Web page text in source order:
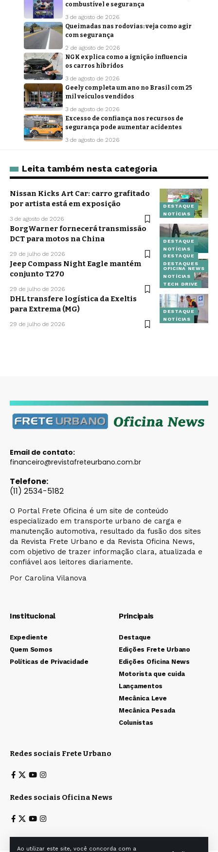
Ao utilizar este site, você concorda com a
combustível e segurança
3 de agosto de 2026
Queimadas nas rodovias: veja como agir
com segurança
2 de agosto de 2026
NGK explica como a ignição influencia
os carros híbridos
3 de agosto de 2026
Geely completa um ano no Brasil com 25
mil veículos vendidos
3 de agosto de 2026
Excesso de confiança nos recursos de
segurança pode aumentar acidentes
3 de agosto de 2026
Leita também nesta categoria
DESTAQUE
NOTÍCIAS
Nissan Kicks Art Car: carro grafitado
por artista está em exposição
3 de agosto de 2026
DESTAQUE
NOTÍCIAS
BorgWarner fornecerá transmissão
DCT para motos na China
29 de julho de 2026
DESTAQUE
DESTAQUES
OFICINA NEWS
NOTÍCIAS
TECH DRIVE
Jeep Compass Night Eagle mantém
conjunto T270
29 de julho de 2026
DESTAQUE
NOTÍCIAS
DHL transfere logística da Exeltis
para Extrema (MG)
29 de julho de 2026
Email de contato:
financeiro@revistafreteurbano.com.br
Telefone:
(11) 2534-5182
O Portal Frete Oficina é um site de conteúdo
especializado em transporte urbano de carga e
manutenção automotiva, resultado da fusão dos sites
da Revista Frete Urbano e da Revista Oficina News,
com objetivo de trazer informação clara, atualizada e
confiável aos leitores diariamente.
Por Carolina Vilanova
Institucional
Expediente
Quem Somos
Políticas de Privacidade
Principais
Destaque
Edições Frete Urbano
Edições Oficina News
Motorista que cuida
Lançamentos
Mecânica Leve
Mecânica Pesada
Colunistas
Redes sociais Frete Urbano
Redes sociais Oficina News